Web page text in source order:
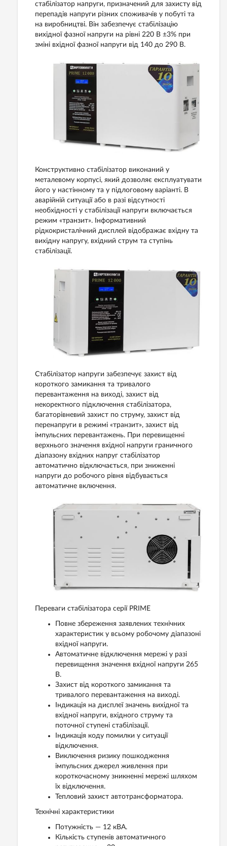
стабілізатор напруги, призначений для захисту від
перепадів напруги різних споживачів у побуті та
на виробництві. Він забезпечує стабілізацію
вихідної фазної напруги на рівні 220 В ±3% при
зміні вхідної фазної напруги від 140 до 290 В.
Конструктивно стабілізатор виконаний у
металевому корпусі, який дозволяє експлуатувати
його у настінному та у підлоговому варіанті. В
аварійній ситуації або в разі відсутності
необхідності у стабілізації напруги включається
режим «транзит». Інформативний
рідкокристалічний дисплей відображає вхідну та
вихідну напругу, вхідний струм та ступінь
стабілізації.
Стабілізатор напруги забезпечує захист від
короткого замикання та тривалого
перевантаження на виході, захист від
некоректного підключення стабілізатора,
багаторівневий захист по струму, захист від
перенапруги в режимі «транзит», захист від
імпульсних перевантажень. При перевищенні
верхнього значення вхідної напруги граничного
діапазону вхідних напруг стабілізатор
автоматично відключається, при зниженні
напруги до робочого рівня відбувається
автоматичне включення.
Переваги стабілізатора серії PRIME
Повне збереження заявлених технічних
характеристик у всьому робочому діапазоні
вхідної напруги.
Автоматичне відключення мережі у разі
перевищення значення вхідної напруги 265
В.
Захист від короткого замикання та
тривалого перевантаження на виході.
Індикація на дисплеї значень вихідної та
вхідної напруги, вхідного струму та
поточної ступені стабілізації.
Індикація коду помилки у ситуації
відключення.
Виключення ризику пошкодження
імпульсних джерел живлення при
короткочасному зникненні мережі шляхом
їх відключення.
Тепловий захист автотрансформатора.
Технічні характеристики
Потужність — 12 кВА.
Кількість ступенів автоматичного